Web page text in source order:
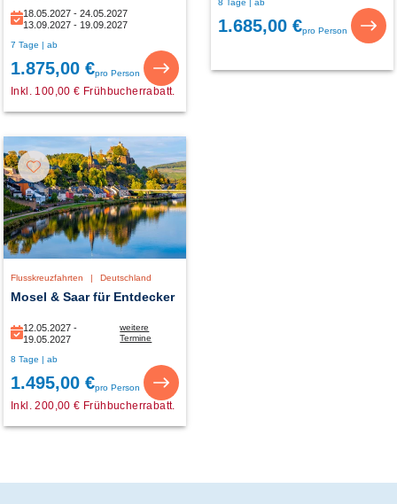
18.05.2027 - 24.05.2027
13.09.2027 - 19.09.2027
7 Tage | ab
1.875,00 €pro Person
Inkl. 100,00 € Frühbucherrabatt.
01.10.2026
8 Tage | ab
1.685,00 €pro Person
Flusskreuzfahrten | Deutschland
Mosel & Saar für Entdecker
12.05.2027 -
19.05.2027
20.06.2027
weitere
Termine
8 Tage | ab
1.495,00 €pro Person
Inkl. 200,00 € Frühbucherrabatt.